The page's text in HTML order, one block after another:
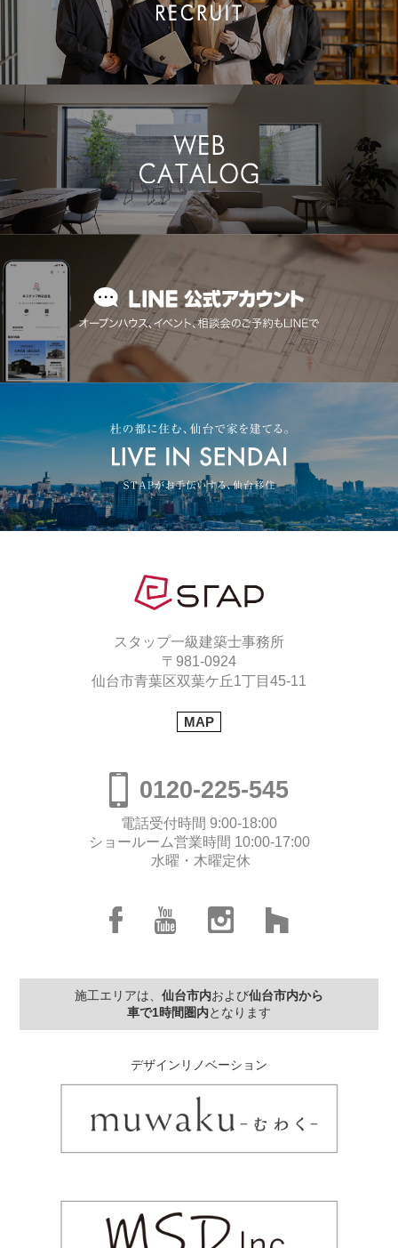
スタップ一級建築士事務所
〒981-0924
仙台市青葉区双葉ケ丘1丁目45-11
MAP
0120-225-545
電話受付時間 9:00-18:00
ショールーム営業時間 10:00-17:00
水曜・木曜定休
施工エリアは、 仙台市内および仙台市内から
車で1時間圏内となります
デザインリノベーション